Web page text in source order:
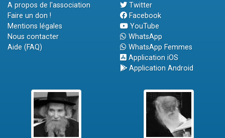
A propos de l'association
Faire un don !
Mentions légales
Nous contacter
Aide (FAQ)
Twitter
Facebook
YouTube
WhatsApp
WhatsApp Femmes
Application iOS
Application Android